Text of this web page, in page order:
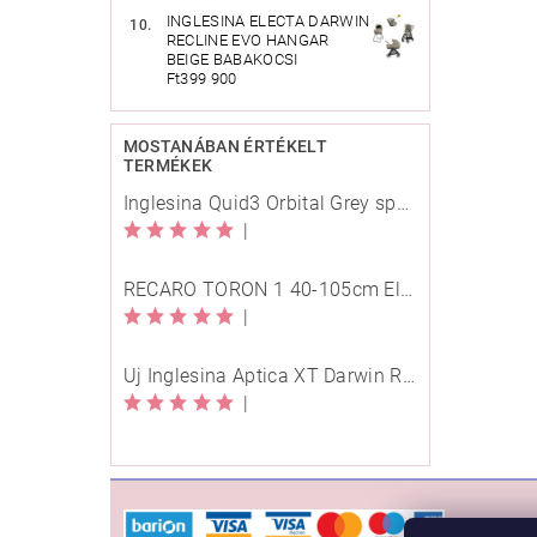
INGLESINA ELECTA DARWIN
RECLINE EVO HANGAR
BEIGE BABAKOCSI
Ft399 900
MOSTANÁBAN ÉRTÉKELT
TERMÉKEK
Inglesina Quid3 Orbital Grey sport babakocsi
RECARO TORON 1 40-105cm Elegant Beige
Új Inglesina Aptica XT Darwin Recline Evo 4in1 Himalaya Blue multifunkciós babakocsi